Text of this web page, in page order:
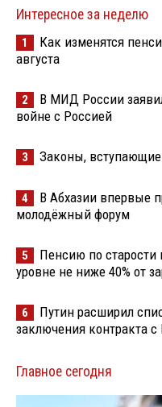
Интересное за неделю
1
Как изменятся
августа
2
В МИД России
войне с Россией
3 Законы, вступающие
4
В Абхазии впервые
молодёжный форум
5
Пенсию по старости
уровне не ниже 40% от
6
Путин расширил
заключения контракта
Главное сегодня